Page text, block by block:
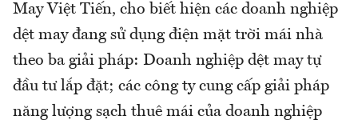
May Việt Tiến, cho biết hiện các doanh nghiệp
dệt may đang sử dụng điện mặt trời mái nhà
theo ba giải pháp: Doanh nghiệp dệt may tự
đầu tư lắp đặt; các công ty cung cấp giải pháp
năng lượng sạch thuê mái của doanh nghiệp